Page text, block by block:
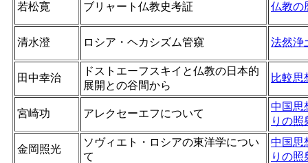
若松寛 ブリャート仏教史考証 仏教の
清水澄 ロシア・ヘカシズム管窺 法然浄
田中幸治
ドストエーフスキイと仏教の日本的
展開との谷間から
比較思
宮崎功 アレクセーエフについて
中国思
りの照
金岡照光
ソヴィエト・ロシアの東洋学につい
て
中国思
りの照